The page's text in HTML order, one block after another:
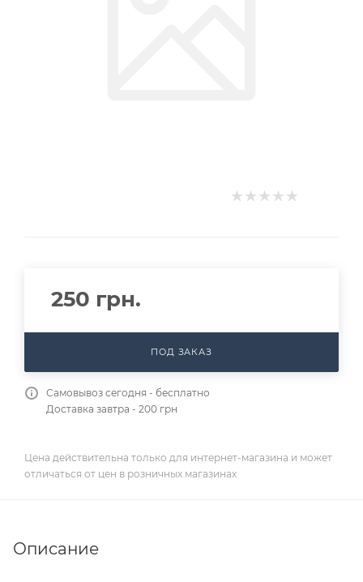
250 грн.
ПОД ЗАКАЗ
Самовывоз сегодня - бесплатно
Доставка завтра - 200 грн
Цена действительна только для интернет-магазина и может
отличаться от цен в розничных магазинах
Описание